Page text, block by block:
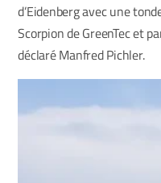
d’Eidenberg avec une
Scorpion de GreenTec et
déclaré Manfred Pichler.